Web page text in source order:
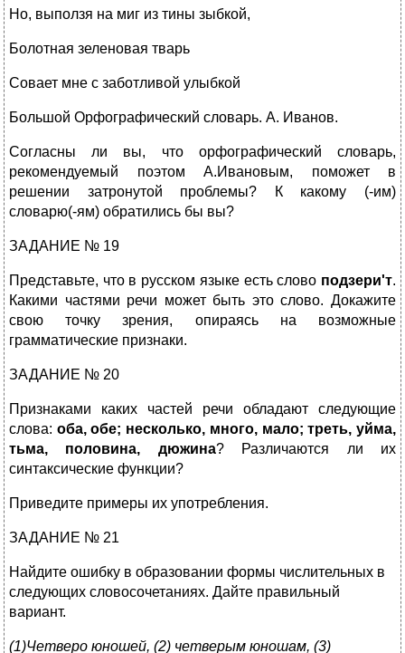
Но, выползя на миг из тины зыбкой,
Болотная зеленовая тварь
Совает мне с заботливой улыбкой
Большой Орфографический словарь. А. Иванов.
Согласны ли вы, что орфографический словарь,
рекомендуемый поэтом А.Ивановым, поможет в
решении затронутой проблемы? К какому (-им)
словарю(-ям) обратились бы вы?
ЗАДАНИЕ № 19
Представьте, что в русском языке есть слово подзери'т.
Какими частями речи может быть это слово. Докажите
свою точку зрения, опираясь на возможные
грамматические признаки.
ЗАДАНИЕ № 20
Признаками каких частей речи обладают следующие
слова: оба, обе; несколько, много, мало; треть, уйма,
тьма, половина, дюжина? Различаются ли их
синтаксические функции?
Приведите примеры их употребления.
ЗАДАНИЕ № 21
Найдите ошибку в образовании формы числительных в
следующих словосочетаниях. Дайте правильный
вариант.
(1)Четверо юношей, (2) четверым юношам, (3)